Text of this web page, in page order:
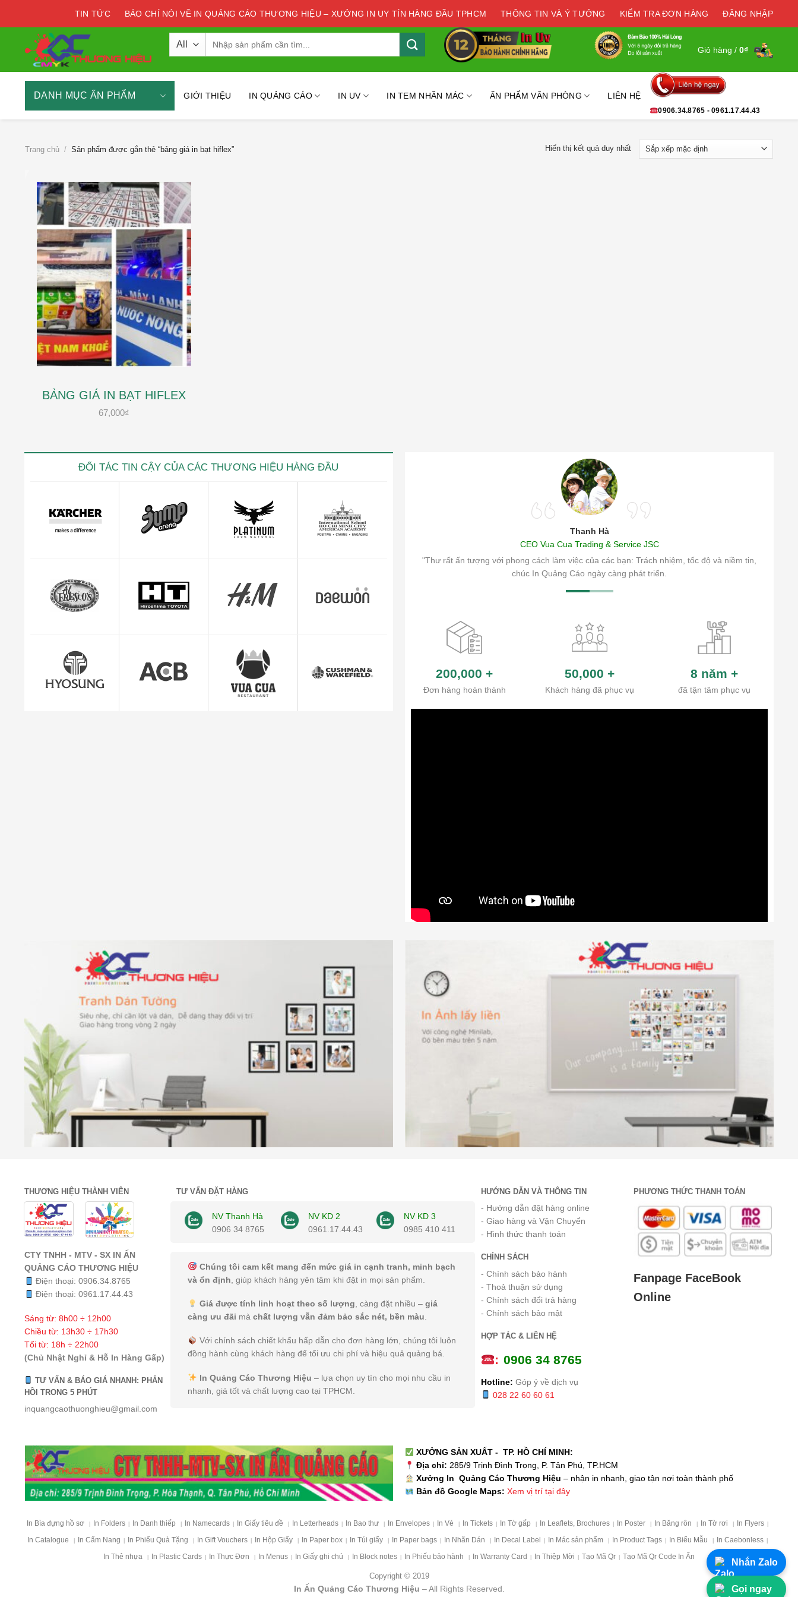
TIN TỨC BÁO CHÍ NÓI VỀ IN QUẢNG CÁO THƯƠNG HIỆU – XƯỞNG IN UY TÍN HÀNG ĐẦU TPHCM THÔNG TIN VÀ Ý TƯỞNG KIỂM TRA ĐƠN HÀNG ĐĂNG NHẬP
Giỏ hàng / 0₫
DANH MỤC ẤN PHẨM GIỚI THIỆU IN QUẢNG CÁO IN UV IN TEM NHÃN MÁC ẤN PHẨM VĂN PHÒNG LIÊN HỆ
0906.34.8765 - 0961.17.44.43
Trang chủ / Sản phẩm được gắn thẻ “bảng giá in bạt hiflex” Hiển thị kết quả duy nhất
BẢNG GIÁ IN BẠT HIFLEX
67,000₫
ĐỐI TÁC TIN CẬY CỦA CÁC THƯƠNG HIỆU HÀNG ĐẦU
Thanh Hà
CEO Vua Cua Trading & Service JSC
"Thư rất ấn tượng với phong cách làm việc của các bạn: Trách nhiệm, tốc độ và niềm tin,
chúc In Quảng Cáo ngày càng phát triển.
Kevin trọng
200,000 +
Đơn hàng hoàn thành
50,000 +
Khách hàng đã phục vụ
8 năm +
đã tận tâm phục vụ
THƯƠNG HIỆU THÀNH VIÊN
CTY TNHH - MTV - SX IN ẤN
QUẢNG CÁO THƯƠNG HIỆU
Điện thoại:0906.34.8765
Điện thoại:0961.17.44.43
Sáng từ: 8h00 ÷ 12h00
Chiều từ: 13h30 ÷ 17h30
Tối từ: 18h ÷ 22h00
(Chủ Nhật Nghỉ & Hỗ In Hàng Gấp)
TƯ VẤN & BÁO GIÁ NHANH: PHẢN
HỒI TRONG 5 PHÚT
inquangcaothuonghieu@gmail.com
TƯ VẤN ĐẶT HÀNG
NV Thanh Hà
0906 34 8765
NV KD 2
0961.17.44.43
NV KD 3
0985 410 411
Chúng tôi cam kết mang đến mức giá in cạnh tranh, minh bạch
và ổn định , giúp khách hàng yên tâm khi đặt in mọi sản phẩm.
Giá được tính linh hoạt theo số lượng, càng đặt nhiều – giá
càng ưu đãi màchất lượng vẫn đảm bảo sắc nét, bền màu.
Với chính sách chiết khấu hấp dẫn cho đơn hàng lớn, chúng tôi luôn
đồng hành cùng khách hàng để tối ưu chi phí và hiệu quả quảng bá.
In Quảng Cáo Thương Hiệu – lựa chọn uy tín cho mọi nhu cầu in
nhanh, giá tốt và chất lượng cao tại TPHCM.
HƯỚNG DẪN VÀ THÔNG TIN
- Hướng dẫn đặt hàng online
- Giao hàng và Vận Chuyển
- Hình thức thanh toán
CHÍNH SÁCH
- Chính sách bảo hành
- Thoả thuận sử dụng
- Chính sách đổi trả hàng
- Chính sách bảo mật
HỢP TÁC & LIÊN HỆ
: 0906 34 8765
Hotline: Góp ý về dịch vụ
028 22 60 60 61
PHƯƠNG THỨC THANH TOÁN
Fanpage FaceBook
Online
XƯỞNG SẢN XUẤT - TP. HỒ CHÍ MINH:
Địa chỉ: 285/9 Trịnh Đình Trọng, P. Tân Phú, TP.HCM
Xưởng In Quảng Cáo Thương Hiệu – nhận in nhanh, giao tận nơi toàn thành phố
Bản đồ Google Maps: Xem vị trí tại đây
In Bìa đựng hồ sơ In Folders In Danh thiếp In Namecards In Giấy tiêu đề In Letterheads In Bao thư In Envelopes In Vé In Tickets In Tờ gấp In Leaflets, Brochures In Poster In Băng rôn In Tờ rơi In Flyers
In Catalogue In Cẩm Nang In Phiếu Quà Tặng In Gift Vouchers In Hộp Giấy In Paper box In Túi giấy In Paper bags In Nhãn Dán In Decal Label In Mác sản phẩm In Product Tags In Biểu Mẫu In Caebonless
In Thẻ nhựa In Plastic Cards In Thực Đơn In Menus In Giấy ghi chú In Block notes In Phiếu bảo hành In Warranty Card In Thiệp Mời Tạo Mã Qr Tạo Mã Qr Code In Ấn
Copyright © 2019
In Ấn Quảng Cáo Thương Hiệu – All Rights Reserved.
Nhắn Zalo
Gọi ngay